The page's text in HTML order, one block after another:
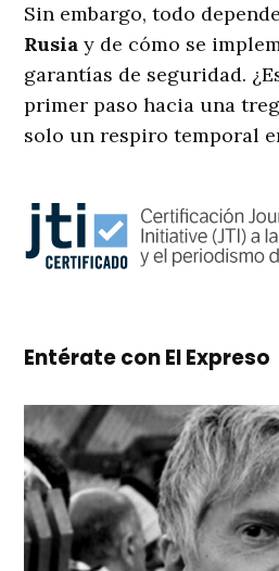
Sin embargo, todo
Rusia y de cómo se
garantías de seguridad.
primer paso hacia una
solo un respiro temporal
Entérate con El Expreso